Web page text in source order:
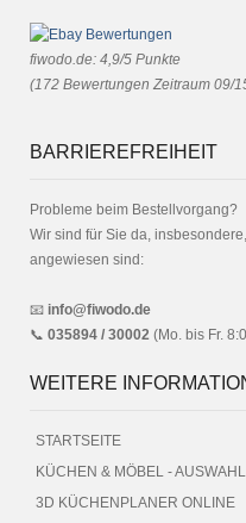
fiwodo.de: 4,9/5 Punkte
(172 Bewertungen Zeitraum 09/
BARRIEREFREIHEIT
Probleme beim Bestellvorgang?
Wir sind für Sie da,
angewiesen sind:
📧 info@fiwodo.de
📞 035894 / 30002 (Mo. bis Fr.
WEITERE
STARTSEITE
KÜCHEN & MÖBEL -
3D KÜCHENPLANER ONLINE